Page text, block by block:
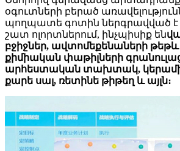
օգուտների բերած
պողպատե գոտին ներգրավված է
շատ ոլորտներում, ինչպիսիք են
բջիջներ, ավտոմեքենաների
քիմիական փաթիլների
արհեստական ​​տախտակ,
քարե սալ, ռետինե թիթեղ և այլն։